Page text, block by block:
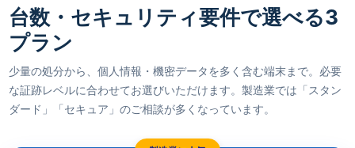
台数・セキュリティ要件で選べる3
プラン
少量の処分から、個人情報・機密データを多く含む端末まで。必要
な証跡レベルに合わせてお選びいただけます。製造業では「スタン
ダード」「セキュア」のご相談が多くなっています。